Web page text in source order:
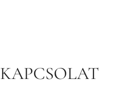
KAPCSOLAT